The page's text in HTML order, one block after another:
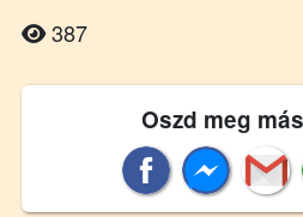
387
Oszd meg